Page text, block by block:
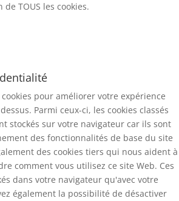
TOUS les cookies.
pour améliorer votre expérience
Parmi ceux-ci, les cookies classés
stockés sur votre navigateur car ils sont
des fonctionnalités de base du site
des cookies tiers qui nous aident à
comment vous utilisez ce site Web. Ces
dans votre navigateur qu'avec votre
également la possibilité de désactiver